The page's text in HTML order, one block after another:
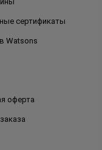
сертификаты
Watsons
оферта